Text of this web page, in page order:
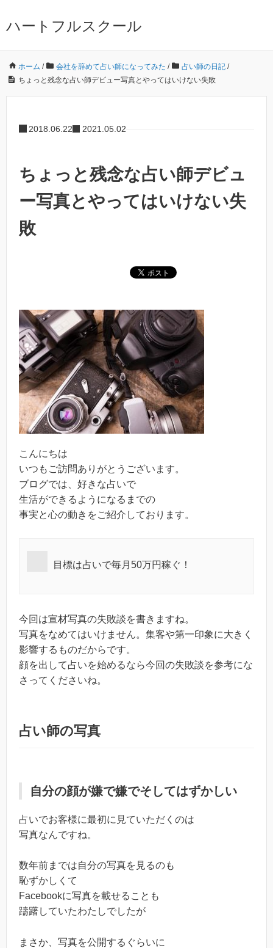
ハートフルスクール
ホーム / 会社を辞めて占い師になってみた / 占い師の日記 /
ちょっと残念な占い師デビュー写真とやってはいけない失敗
2018.06.22 2021.05.02
ちょっと残念な占い師デビュ
ー写真とやってはいけない失
敗
こんにちは
いつもご訪問ありがとうございます。
ブログでは、好きな占いで
生活ができるようになるまでの
事実と心の動きをご紹介しております。
目標は占いで毎月50万円稼ぐ！
今回は宣材写真の失敗談を書きますね。
写真をなめてはいけません。集客や第一印象に大きく
影響するものだからです。
顔を出して占いを始めるなら今回の失敗談を参考にな
さってくださいね。
占い師の写真
自分の顔が嫌で嫌でそしてはずかしい
占いでお客様に最初に見ていただくのは
写真なんですね。
数年前までは自分の写真を見るのも
恥ずかしくて
Facebookに写真を載せることも
躊躇していたわたしでしたが
まさか、写真を公開するぐらいに